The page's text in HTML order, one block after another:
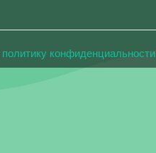
политику конфиденциальности